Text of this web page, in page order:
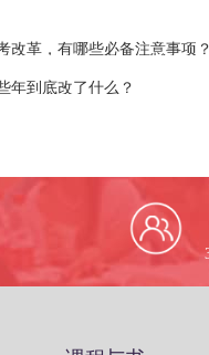
改革，有哪些必备注意事项？
年到底改了什么？